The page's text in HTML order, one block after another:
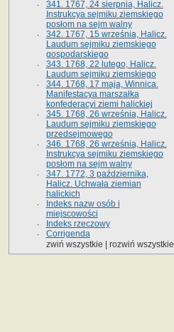
341. 1767, 24 sierpnia, Halicz.
Instrukcya sejmiku ziemskiego
posłom na sejm walny
342. 1767, 15 września, Halicz.
Laudum sejmiku ziemskiego
gospodarskiego
343. 1768, 22 lutego, Halicz.
Laudum sejmiku ziemskiego
344. 1768, 17 maja, Winnica.
Manifestacya marszałka
konfederacyi ziemi halickiej
345. 1768, 26 września, Halicz.
Laudum sejmiku ziemskiego
przedsejmowego
346. 1768, 26 września, Halicz.
Instrukcya sejmiku ziemskiego
posłom na sejm walny
347. 1772, 3 października,
Halicz. Uchwała ziemian
halickich
Indeks nazw osób i
miejscowości
Indeks rzeczowy
Corrigenda
zwiń wszystkie
rozwiń wszystkie